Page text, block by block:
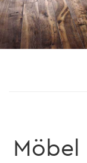
Möbel